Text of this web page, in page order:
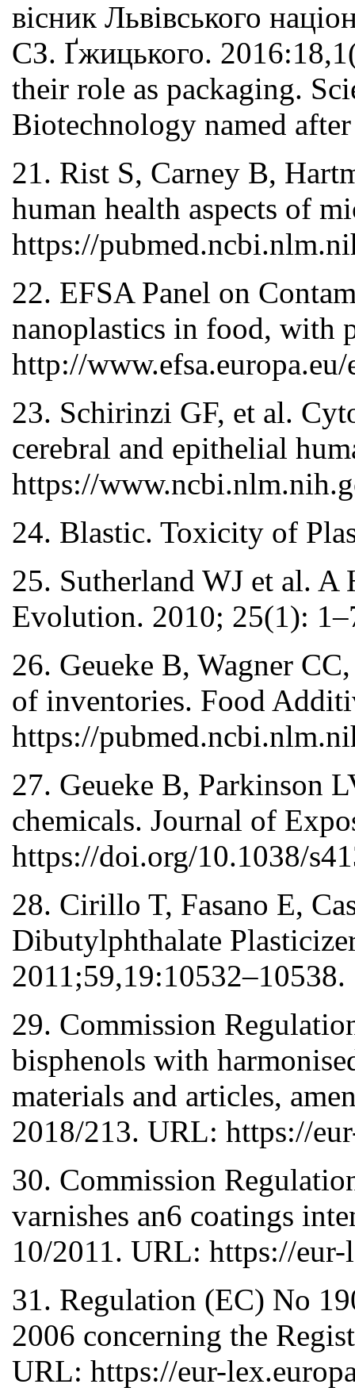
вісник Львівського
СЗ. Ґжицького.
their role as packaging.
Biotechnology named
21. Rist S, Carney B,
human health aspects of
https://
22. EFSA Panel on
nanoplastics in food, with
http://
23. Schirinzi GF, et al.
cerebral and epithelial
https://
24. Blastic. Toxicity of
25. Sutherland WJ et al.
Evolution. 2010; 25(1):
26. Geueke B, Wagner
of inventories. Food
https://
27. Geueke B, Parkinson
chemicals. Journal of
https://doi.org/10.1038/
28. Cirillo T, Fasano Е,
Dibutylphthalate
2011;59,19:10532–10538.
29. Commission
bisphenols with
materials and articles,
2018/213. URL: https://
30. Commission
varnishes an6 coatings
10/2011. URL: https://
31. Regulation (EC) No
2006 concerning the
URL: https://eur-